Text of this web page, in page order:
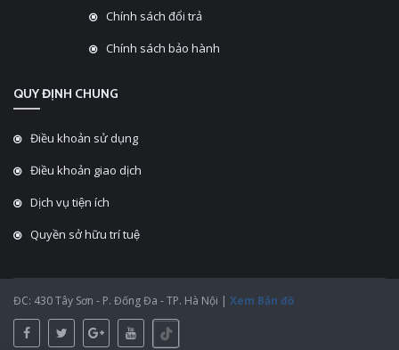
Chính sách đổi trả
Chính sách bảo hành
QUY ĐỊNH CHUNG
Điều khoản sử dụng
Điều khoản giao dịch
Dịch vụ tiện ích
Quyền sở hữu trí tuệ
ĐC: 430 Tây Sơn - P. Đống Đa - TP. Hà Nội | Xem Bản đồ